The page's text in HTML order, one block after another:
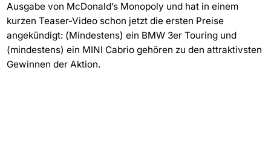
Ausgabe von McDonald’s Monopoly und hat in einem
kurzen Teaser-Video schon jetzt die ersten Preise
angekündigt: (Mindestens) ein BMW 3er Touring und
(mindestens) ein MINI Cabrio gehören zu den attraktivsten
Gewinnen der Aktion.